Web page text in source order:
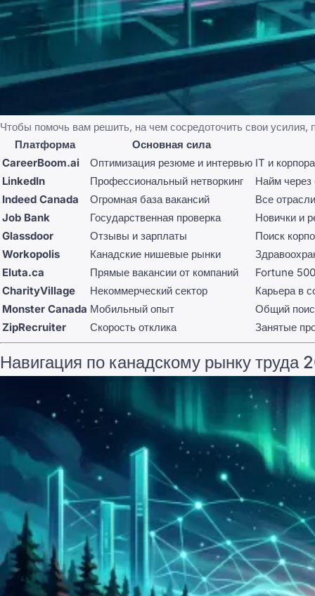
Чтобы помочь вам решить, на чем сосредоточить свои
Платформа
Основная сила
CareerBoom.ai
Оптимизация резюме и интервью IT и
LinkedIn
Профессиональный нетворкинг
Найм через
Indeed Canada
Огромная база вакансий
Все
Job Bank
Государственная проверка
Новички и
Glassdoor
Отзывы и зарплаты
Поиск
Workopolis
Канадские нишевые рынки
Eluta.ca
Прямые вакансии от компаний
Fortune
CharityVillage
Некоммерческий сектор
Карьера в
Monster Canada Мобильный опыт
Общий
ZipRecruiter
Скорость отклика Занятые
Навигация по канадскому рынку труда